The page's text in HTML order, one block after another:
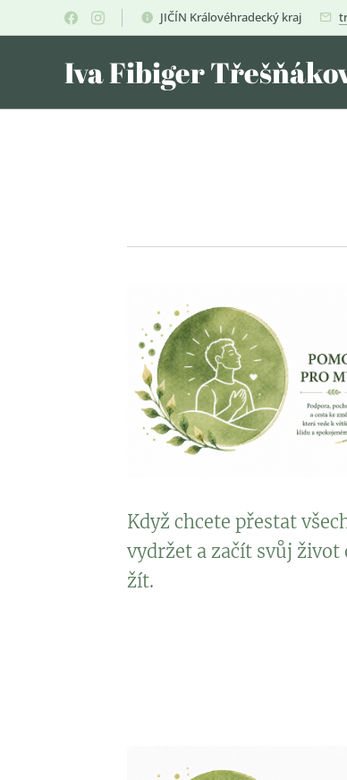
JIČÍN Královéhradecký kraj
Iva Fibiger
Když chcete přestat
vydržet a začít svůj život
žít.